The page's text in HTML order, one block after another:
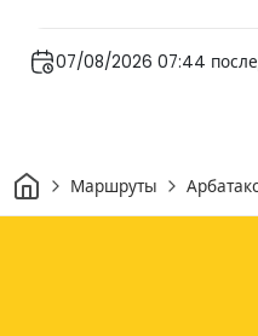
07/08/2026 07:44
ДомМаршруты